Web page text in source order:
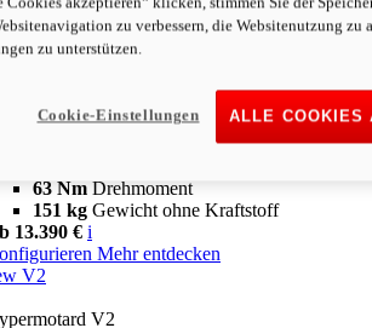
63 NmDrehmoment
151 kgGewicht ohne Kraftstoff
13.890 € i
63 Nm Drehmoment
151 kg Gewicht ohne Kraftstoff
13.390 € i
Mehr entdecken
V2
V2
zu verbessern, die Websitenutzung zu
zu unterstützen.
ALLE COOKIES
Cookie-Einstellungen